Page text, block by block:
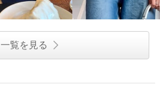
一覧を見る